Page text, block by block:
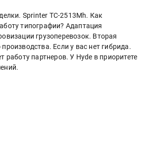
Sprinter ТС-2513Mh. Как
типографии? Адаптация
грузоперевозок. Вторая
Если у вас нет гибрида.
работу партнеров. У Hyde в приоритете